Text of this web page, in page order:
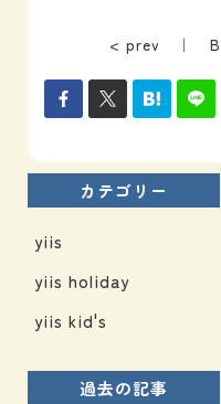
< prev ｜
カテゴリー
yiis
yiis holiday
yiis kid's
過去の記事